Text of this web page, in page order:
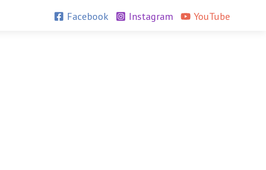
Facebook Instagram YouTube